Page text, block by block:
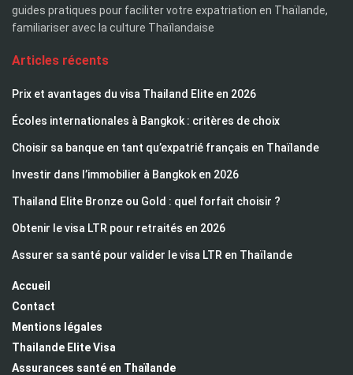
guides pratiques pour faciliter votre expatriation en Thaïlande,
familiariser avec la culture Thaïlandaise
Articles récents
Prix et avantages du visa Thailand Elite en 2026
Écoles internationales à Bangkok : critères de choix
Choisir sa banque en tant qu’expatrié français en Thaïlande
Investir dans l’immobilier à Bangkok en 2026
Thailand Elite Bronze ou Gold : quel forfait choisir ?
Obtenir le visa LTR pour retraités en 2026
Assurer sa santé pour valider le visa LTR en Thaïlande
Accueil
Contact
Mentions légales
Thailande Elite Visa
Assurances santé en Thaïlande